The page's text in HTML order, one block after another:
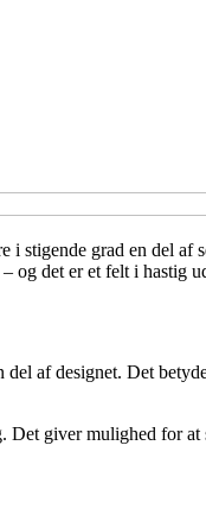
stigende grad en del af
– og det er et felt i hastig
af designet. Det
giver mulighed for at